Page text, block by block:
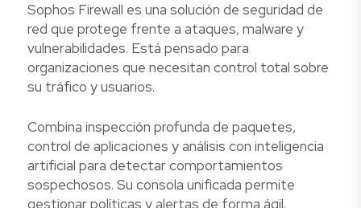
Sophos Firewall es una solución de seguridad de
red que protege frente a ataques, malware y
vulnerabilidades. Está pensado para
organizaciones que necesitan control total sobre
su tráfico y usuarios.
Combina inspección profunda de paquetes,
control de aplicaciones y análisis con inteligencia
artificial para detectar comportamientos
sospechosos. Su consola unificada permite
gestionar políticas y alertas de forma ágil.